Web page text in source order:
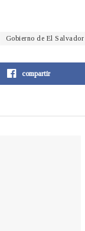
Gobierno de El Salvador
compartir